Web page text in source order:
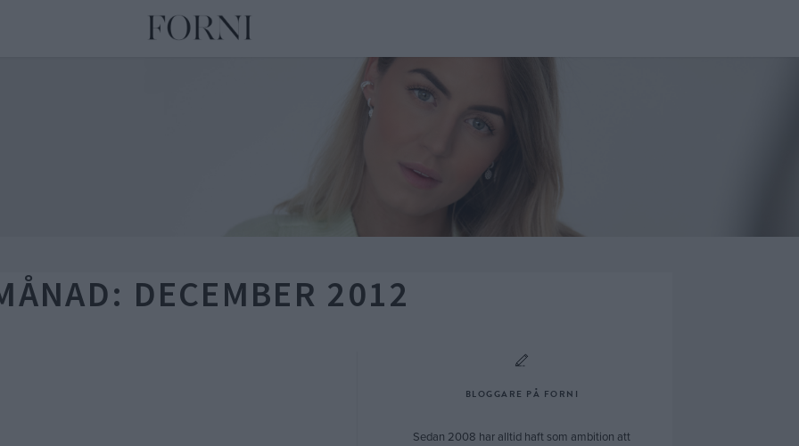
DECEMBER 2012
BLOGGARE PÅ FORNI
Sedan 2008 har alltid haft som ambition att